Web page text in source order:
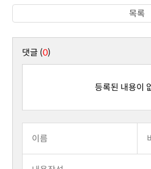
목록
댓글 (0)
등록된 내용이